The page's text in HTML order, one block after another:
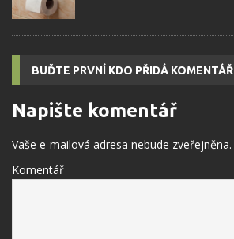
BUĎTE PRVNÍ KDO PŘIDÁ KOMENTÁŘ
Napište komentář
Vaše e-mailová adresa nebude zveřejněna.
Komentář